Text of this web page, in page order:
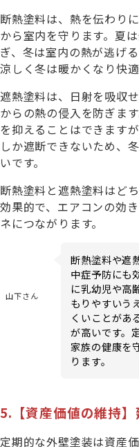
断熱塗料は、熱を伝わり
から室内を守ります。夏
ぎ、冬は室内の熱が逃げ
涼しく冬は暖かくなり快適
遮熱塗料は、日射を吸収
からの熱の侵入を防ぎま
を抑えることはできます
しか遮断できないため、
いです。
断熱塗料と遮熱塗料はど
効果的で、エアコンの効
ネにつながります。
山下さん
断熱塗料や遮
中症予防にも
に乳幼児や高
もりやすいう
くいことがあ
が高いです。
家族の健康を
ります。
5.【資産価値の維持
定期的な外壁塗装は資産